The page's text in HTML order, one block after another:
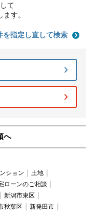
て
す。
を指定し直して検索
へ
ション
土地
ローンのご相談
新潟市東区
秋葉区
新発田市